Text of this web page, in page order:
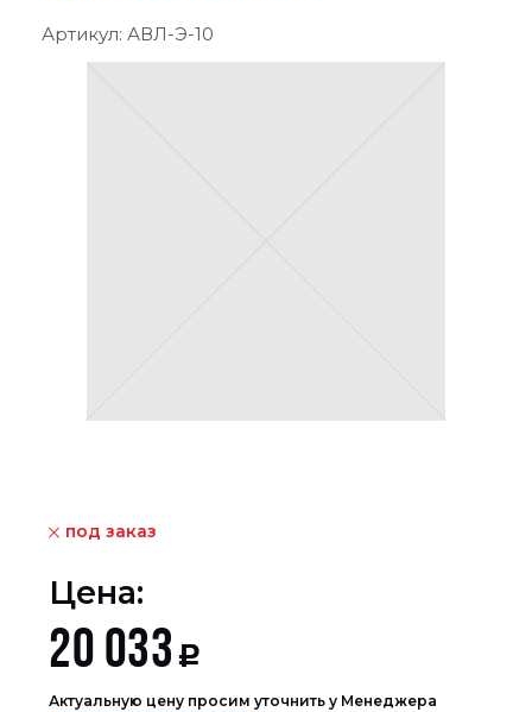
Артикул: АВЛ-Э-10
под заказ
Цена:
20 033 Р
Актуальную цену просим уточнить у Менеджера